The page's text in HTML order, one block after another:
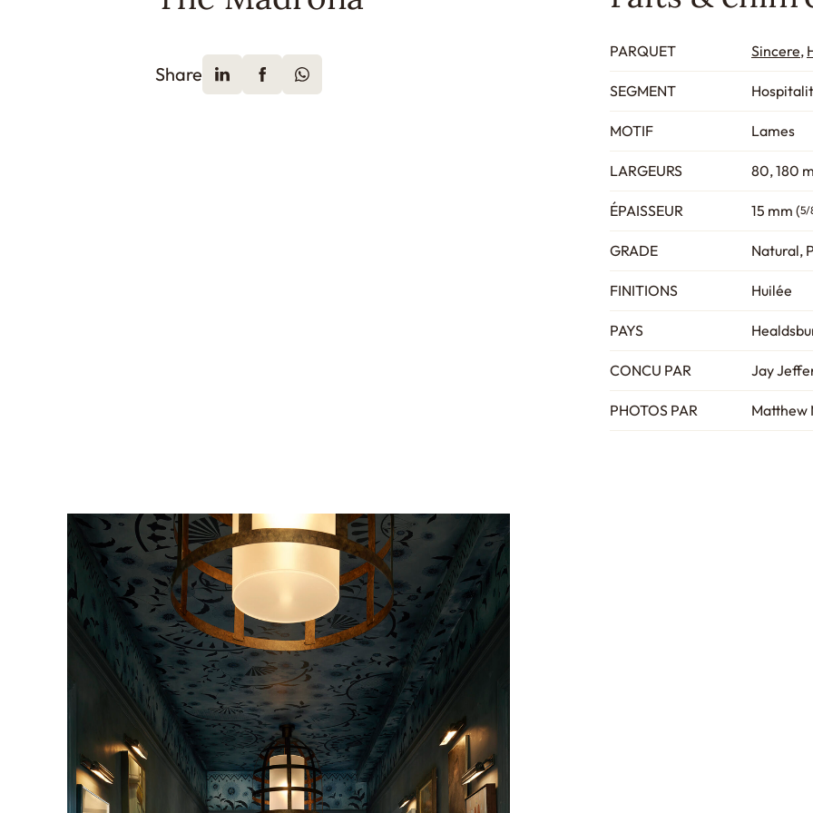
Share
PARQUET Sincere,
SEGMENT
MOTIF Lames
LARGEURS 80, 180
ÉPAISSEUR 15 mm (5/
GRADE Natural,
FINITIONS Huilée
PAYS
CONCU PAR Jay
PHOTOS PAR Matthew